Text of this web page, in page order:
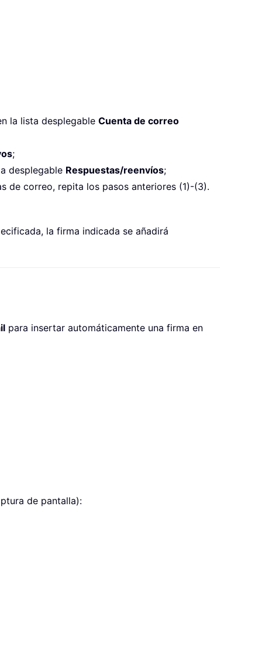
la lista desplegable Cuenta de correo
;
desplegable Respuestas/reenvíos;
de correo, repita los pasos anteriores (1)-(3).
la firma indicada se añadirá
para insertar automáticamente una firma en
de pantalla):